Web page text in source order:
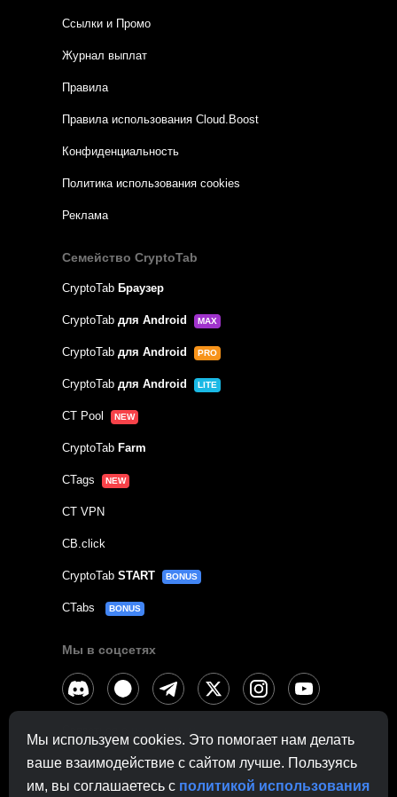
Мы используем cookies. Это помогает нам делать
ваше взаимодействие с сайтом лучше. Пользуясь
им, вы соглашаетесь с политикой использования
Ссылки и Промо
Журнал выплат
Правила
Правила использования Cloud.Boost
Конфиденциальность
Политика использования cookies
Реклама
Семейство CryptoTab
CryptoTab Браузер
CryptoTab для Android MAX
CryptoTab для Android PRO
CryptoTab для Android LITE
CT Pool NEW
CryptoTab Farm
CTags NEW
CT VPN
CB.click
CryptoTab START BONUS
CTabs BONUS
Мы в соцсетях
По другим вопросам:contactus@cryptobrowser.site